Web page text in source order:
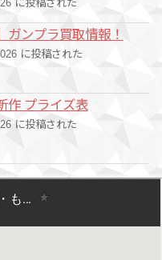
に投稿された
ガンプラ買取情報！
に投稿された
作 プライズ表
に投稿された